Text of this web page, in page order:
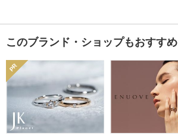
このブランド・ショップもおすすめ